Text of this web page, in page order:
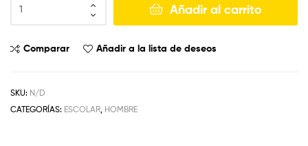
Añadir al carrito
Comparar Añadir a la lista de deseos
SKU: N/D
CATEGORÍAS: ESCOLAR HOMBRE